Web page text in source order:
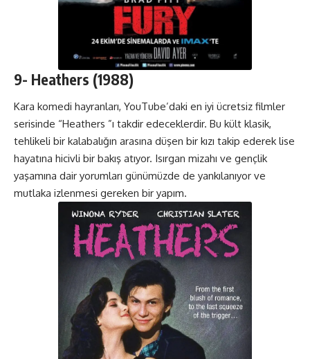
9- Heathers (1988)
Kara komedi hayranları, YouTube’daki en iyi ücretsiz filmler
serisinde “Heathers ”ı takdir edeceklerdir. Bu kült klasik,
tehlikeli bir kalabalığın arasına düşen bir kızı takip ederek lise
hayatına hicivli bir bakış atıyor. Isırgan mizahı ve gençlik
yaşamına dair yorumları günümüzde de yankılanıyor ve
mutlaka izlenmesi gereken bir yapım.